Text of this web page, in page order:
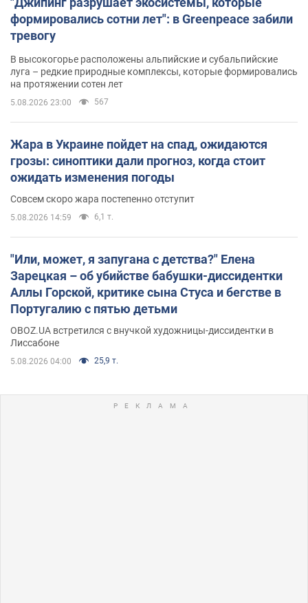
формировались сотни лет": в Greenpeace забили
тревогу
В высокогорье расположены альпийские и субальпийские
луга – редкие природные комплексы, которые формировались
на протяжении сотен лет
5.08.2026 23:00 567
Жара в Украине пойдет на спад, ожидаются
грозы: синоптики дали прогноз, когда стоит
ожидать изменения погоды
Совсем скоро жара постепенно отступит
5.08.2026 14:59 6,1 т.
"Или, может, я запугана с детства?" Елена
Зарецкая – об убийстве бабушки-диссидентки
Аллы Горской, критике сына Стуса и бегстве в
Португалию с пятью детьми
OBOZ.UA встретился с внучкой художницы-диссидентки в
Лиссабоне
5.08.2026 04:00 25,9 т.